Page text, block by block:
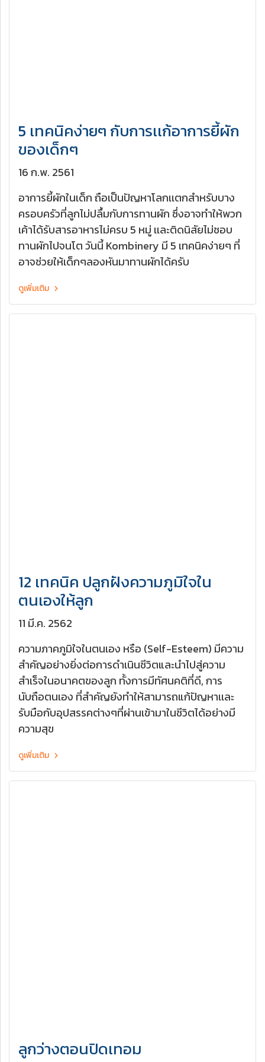
5 เทคนิคง่ายๆ กับการเเก้อาการยี้ผัก
ของเด็กๆ
16 ก.พ. 2561
อาการยี้ผักในเด็ก ถือเป็นปัญหาโลกเเตกสำหรับบาง
ครอบครัวที่ลูกไม่ปลื้มกับการทานผัก ซึ่งอาจทำให้พวก
เค้าได้รับสารอาหารไม่ครบ 5 หมู่ เเละติดนิสัยไม่ชอบ
ทานผักไปจนโต วันนี้ Kombinery มี 5 เทคนิคง่ายๆ ที่
อาจช่วยให้เด็กๆลองหันมาทานผักได้ครับ
ดูเพิ่มเติม
12 เทคนิค ปลูกฝังความภูมิใจใน
ตนเองให้ลูก
11 มี.ค. 2562
ความภาคภูมิใจในตนเอง หรือ (Self-Esteem) มีความ
สำคัญอย่างยิ่งต่อการดำเนินชีวิตและนำไปสู่ความ
สำเร็จในอนาคตของลูก ทั้งการมีทัศนคติที่ดี, การ
นับถือตนเอง ที่สำคัญยังทำให้สามารถแก้ปัญหาเเละ
รับมือกับอุปสรรคต่างๆที่ผ่านเข้ามาในชีวิตได้อย่างมี
ความสุข
ดูเพิ่มเติม
ลูกว่างตอนปิดเทอม